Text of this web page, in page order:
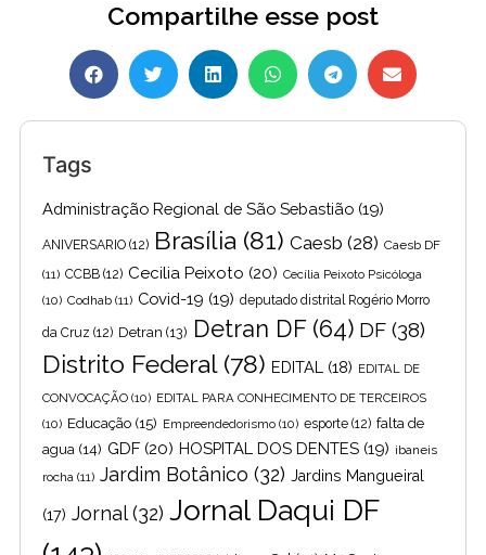
Compartilhe esse post
Tags
Administração Regional de São Sebastião (19)
ANIVERSARIO (12) Brasília (81) Caesb (28) Caesb DF
(11) CCBB (12) Cecilia Peixoto (20) Cecília Peixoto Psicóloga
(10) Codhab (11) Covid-19 (19) deputado distrital Rogério Morro
da Cruz (12) Detran (13) Detran DF(64) DF (38)
Distrito Federal(78) EDITAL (18) EDITAL DE
CONVOCAÇÃO (10) EDITAL PARA CONHECIMENTO DE TERCEIROS
(10) Educação (15) Empreendedorismo (10) esporte (12) falta de
agua (14) GDF (20) HOSPITAL DOS DENTES (19) ibaneis
rocha (11) Jardim Botânico (32) Jardins Mangueiral
(17) Jornal(32) Jornal Daqui DF